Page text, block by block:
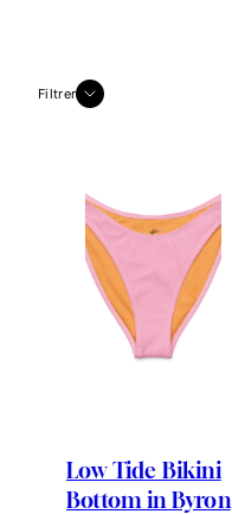
Filtrer
Low Tide Bikini
Bottom in Byron